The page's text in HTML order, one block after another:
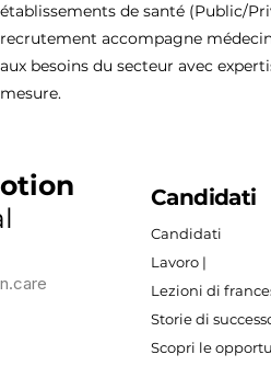
établissements de santé (Public/
recrutement accompagne
aux besoins du secteur avec
mesure.
Candidati
Candidati
Lavoro |
Lezioni di
Storie di
Scopri le